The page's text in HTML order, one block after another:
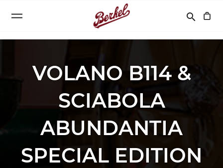
Cerca
search
VOLANO B114 &
SCIABOLA
ABUNDANTIA
SPECIAL EDITION